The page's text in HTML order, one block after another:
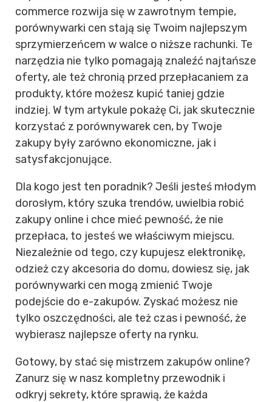
commerce rozwija się w zawrotnym tempie,
porównywarki cen stają się Twoim najlepszym
sprzymierzeńcem w walce o niższe rachunki. Te
narzędzia nie tylko pomagają znaleźć najtańsze
oferty, ale też chronią przed przepłacaniem za
produkty, które możesz kupić taniej gdzie
indziej. W tym artykule pokażę Ci, jak skutecznie
korzystać z porównywarek cen, by Twoje
zakupy były zarówno ekonomiczne, jak i
satysfakcjonujące.
Dla kogo jest ten poradnik? Jeśli jesteś młodym
dorosłym, który szuka trendów, uwielbia robić
zakupy online i chce mieć pewność, że nie
przepłaca, to jesteś we właściwym miejscu.
Niezależnie od tego, czy kupujesz elektronikę,
odzież czy akcesoria do domu, dowiesz się, jak
porównywarki cen mogą zmienić Twoje
podejście do e-zakupów. Zyskać możesz nie
tylko oszczędności, ale też czas i pewność, że
wybierasz najlepsze oferty na rynku.
Gotowy, by stać się mistrzem zakupów online?
Zanurz się w nasz kompletny przewodnik i
odkryj sekrety, które sprawią, że każda